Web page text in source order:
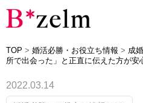
TOP > 婚活必勝・お役立ち情報 > 成
所で出会った」と正直に伝えた方が安
2022.03.14